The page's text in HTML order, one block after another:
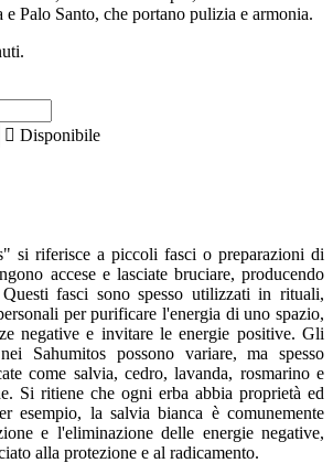
e Palo Santo, che portano pulizia e armonia.
 Disponibile
si riferisce a piccoli fasci o preparazioni di
accese e lasciate bruciare, producendo
fasci sono spesso utilizzati in rituali,
per purificare l'energia di uno spazio,
negative e invitare le energie positive. Gli
Sahumitos possono variare, ma spesso
come salvia, cedro, lavanda, rosmarino e
Si ritiene che ogni erba abbia proprietà ed
esempio, la salvia bianca è comunemente
e l'eliminazione delle energie negative,
alla protezione e al radicamento.